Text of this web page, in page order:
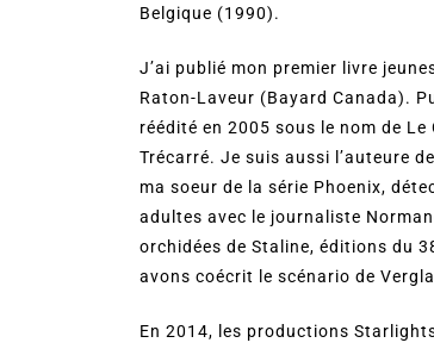
Belgique (1990).
J’ai publié mon premier livre
Raton-Laveur (Bayard Canada).
réédité en 2005 sous le nom de
Trécarré. Je suis aussi l’auteure
ma soeur de la série Phoenix,
adultes avec le journaliste
orchidées de Staline, éditions du
avons coécrit le scénario de
En 2014, les productions